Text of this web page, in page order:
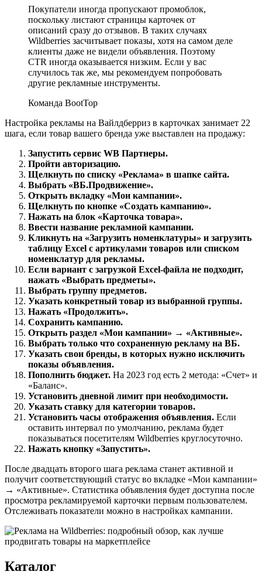
Покупатели иногда пропускают промоблок,
поскольку листают страницы карточек от
описаний сразу до отзывов. В таких случаях
Wildberries засчитывает показы, хотя на самом деле
клиенты даже не видели объявления. Поэтому
CTR иногда оказывается низким. Если у вас
случилось так же, мы рекомендуем попробовать
другие рекламные инструменты.
Команда BootTop
Настройка рекламы на Вайлдберриз в карточках занимает 22
шага, если товар вашего бренда уже выставлен на продажу:
Запустить сервис WB Партнеры.
Пройти авторизацию.
Щелкнуть по списку «Реклама» в шапке сайта.
Выбрать «ВБ.Продвижение».
Открыть вкладку «Мои кампании».
Щелкнуть по кнопке «Создать кампанию».
Нажать на блок «Карточка товара».
Ввести название рекламной кампании.
Кликнуть на «Загрузить номенклатуры» и загрузить
таблицу Excel с артикулами товаров или списком
номенклатур для рекламы.
Если вариант с загрузкой Excel-файла не подходит,
нажать «Выбрать предметы».
Выбрать группу предметов.
Указать конкретный товар из выбранной группы.
Нажать «Продолжить».
Сохранить кампанию.
Открыть раздел «Мои кампании» → «Активные».
Выбрать только что сохраненную рекламу на ВБ.
Указать свои бренды, в которых нужно исключить
показы объявления.
Пополнить бюджет. На 2023 год есть 2 метода: «Счет» и
«Баланс».
Установить дневной лимит при необходимости.
Указать ставку для категории товаров.
Установить часы отображения объявления. Если
оставить интервал по умолчанию, реклама будет
показываться посетителям Wildberries круглосуточно.
Нажать кнопку «Запустить».
После двадцать второго шага реклама станет активной и
получит соответствующий статус во вкладке «Мои кампании»
→ «Активные». Статистика объявления будет доступна после
просмотра рекламируемой карточки первым пользователем.
Отслеживать показатели можно в настройках кампании.
Каталог